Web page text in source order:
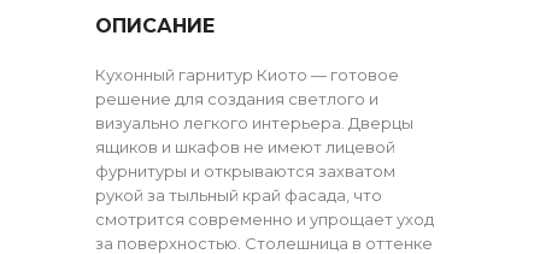
ОПИСАНИЕ
Кухонный гарнитур Киото — готовое
решение для создания светлого и
визуально легкого интерьера. Дверцы
ящиков и шкафов не имеют лицевой
фурнитуры и открываются захватом
рукой за тыльный край фасада, что
смотрится современно и упрощает уход
за поверхностью. Столешница в оттенке